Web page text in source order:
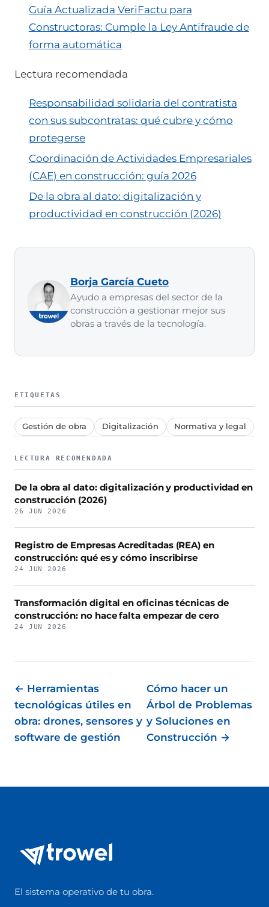
Guía Actualizada VeriFactu para
Constructoras: Cumple la Ley Antifraude de
forma automática
Lectura recomendada
Responsabilidad solidaria del contratista
con sus subcontratas: qué cubre y cómo
protegerse
Coordinación de Actividades Empresariales
(CAE) en construcción: guía 2026
De la obra al dato: digitalización y
productividad en construcción (2026)
Borja García Cueto
Ayudo a empresas del sector de la
construcción a gestionar mejor sus
obras a través de la tecnología.
ETIQUETAS
Gestión de obra Digitalización Normativa y legal
LECTURA RECOMENDADA
De la obra al dato: digitalización y productividad en
construcción (2026)
26 JUN 2026
Registro de Empresas Acreditadas (REA) en
construcción: qué es y cómo inscribirse
24 JUN 2026
Transformación digital en oficinas técnicas de
construcción: no hace falta empezar de cero
24 JUN 2026
← Herramientas
tecnológicas útiles en
obra: drones, sensores y
software de gestión
Cómo hacer un
Árbol de Problemas
y Soluciones en
Construcción →
El sistema operativo de tu obra.